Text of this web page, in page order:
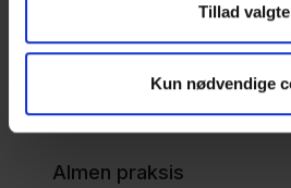
Tillad valgte
Kun nødvendige
Psykiatrien i Region
Almen praksis